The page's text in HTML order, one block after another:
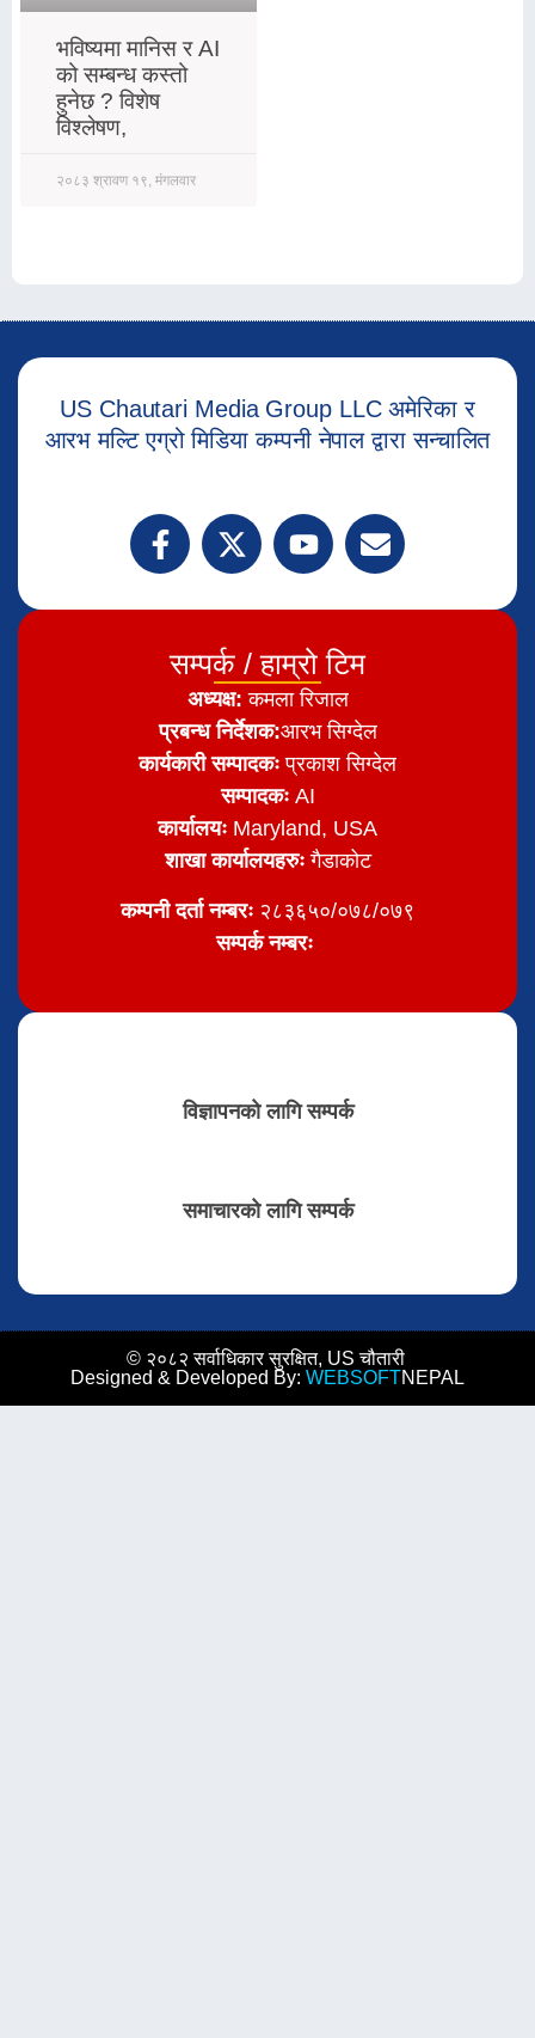
भविष्यमा मानिस र AI
को सम्बन्ध कस्तो
हुनेछ ? विशेष
विश्लेषण,
२०८३ श्रावण १९, मंगलवार
US Chautari Media Group LLC अमेरिका र
आरभ मल्टि एग्रो मिडिया कम्पनी नेपाल द्वारा सन्चालित
सम्पर्क / हाम्रो टिम
अध्यक्ष:कमला रिजाल
प्रबन्ध निर्देशक:आरभ सिग्देल
कार्यकारी सम्पादकः प्रकाश सिग्देल
सम्पादकःAI
कार्यालयः Maryland, USA
शाखा कार्यालयहरुःगैडाकोट
कम्पनी दर्ता नम्बरः २८३६५०/०७८/०७९
सम्पर्क नम्बरः
विज्ञापनको लागि सम्पर्क
समाचारको लागि सम्पर्क
© २०८२ सर्वाधिकार सुरक्षित, US चौतारी
Designed & Developed By: WEBSOFTNEPAL